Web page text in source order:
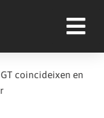
coincideixen en